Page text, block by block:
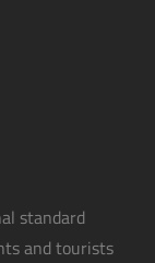
standard
and tourists